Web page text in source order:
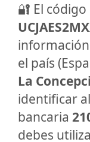
🔐 El código
el país
La
identificar
bancaria
debes